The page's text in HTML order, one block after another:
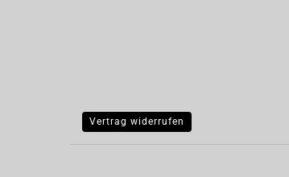
Vertrag widerrufen